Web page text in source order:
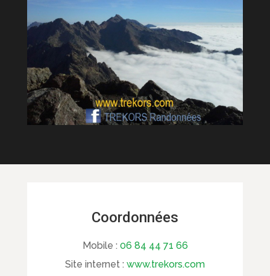
Coordonnées
Mobile : 06 84 44 71 66
Site internet : www.trekors.com